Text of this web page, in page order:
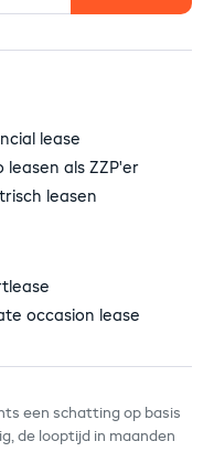
lease
leasen als ZZP'er
leasen
occasion lease
een schatting op basis
de looptijd in maanden